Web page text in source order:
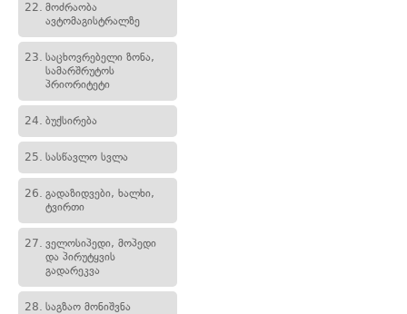
22. მოძრაობა
ავტომაგისტრალზე
23. საცხოვრებელი ზონა,
სამარშრუტოს
პრიორიტეტი
24. ბუქსირება
25. სასწავლო სვლა
26. გადაზიდვები, ხალხი,
ტვირთი
27. ველოსიპედი, მოპედი
და პირუტყვის
გადარეკვა
28. საგზაო მონიშვნა